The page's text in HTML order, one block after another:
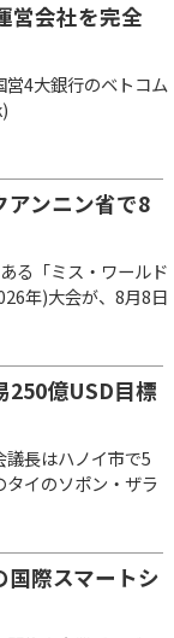
営会社を完全
4大銀行のベトコム
アンニン省で8
る「ミス・ワールド
年)大会が、8月8日
250億USD目標
長はハノイ市で5
イのソポン・ザラ
国際スマートシ